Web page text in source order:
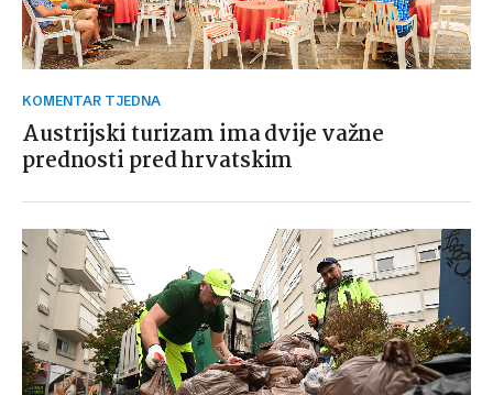
KOMENTAR TJEDNA
Austrijski turizam ima dvije važne
prednosti pred hrvatskim